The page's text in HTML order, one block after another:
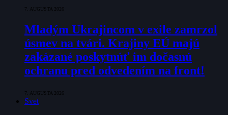
7. AUGUSTA 2026
Mladým Ukrajincom v exile zamrzol
úsmev na tvári. Krajiny EÚ majú
zakázané poskytnúť im dočasnú
ochranu pred odvedením na front!
7. AUGUSTA 2026
Svet